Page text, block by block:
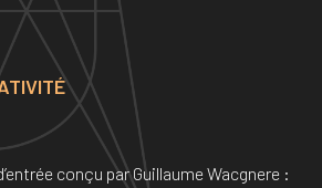
conçu par Guillaume Wacgnere :